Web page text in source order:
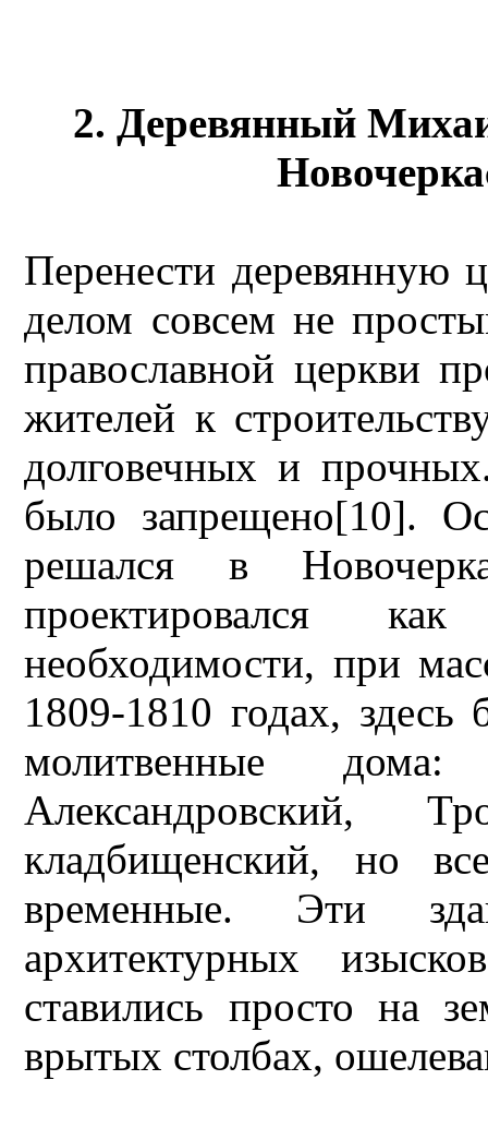
2. Деревянный
Перенести деревянную
делом совсем не
православной церкви
жителей к
долговечных и
было запрещено[10].
решался в
проектировался
необходимости, при
1809-1810 годах, здесь
молитвенные дома:
Александровский,
кладбищенский, но
временные. Эти
архитектурных
ставились просто на
врытых столбах,